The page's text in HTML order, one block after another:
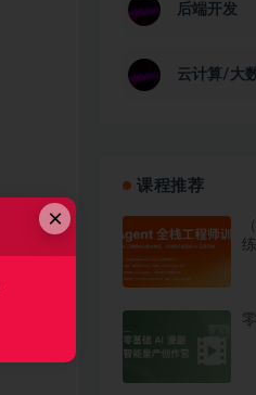
后端开发
云计算/大
课程推荐
×